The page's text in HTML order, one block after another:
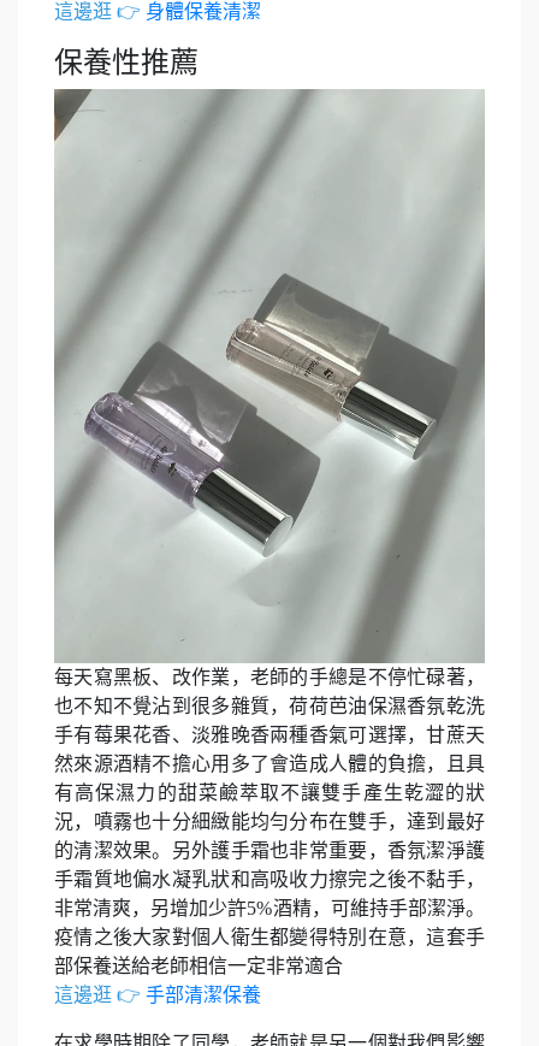
這邊逛 👉 身體保養清潔
保養性推薦
每天寫黑板、改作業，老師的手總是不停忙碌著，
也不知不覺沾到很多雜質，荷荷芭油保濕香氛乾洗
手有莓果花香、淡雅晚香兩種香氣可選擇，甘蔗天
然來源酒精不擔心用多了會造成人體的負擔，且具
有高保濕力的甜菜鹼萃取不讓雙手產生乾澀的狀
況，噴霧也十分細緻能均勻分布在雙手，達到最好
的清潔效果。另外護手霜也非常重要，香氛潔淨護
手霜質地偏水凝乳狀和高吸收力擦完之後不黏手，
非常清爽，另增加少許5%酒精，可維持手部潔淨。
疫情之後大家對個人衛生都變得特別在意，這套手
部保養送給老師相信一定非常適合
這邊逛 👉 手部清潔保養